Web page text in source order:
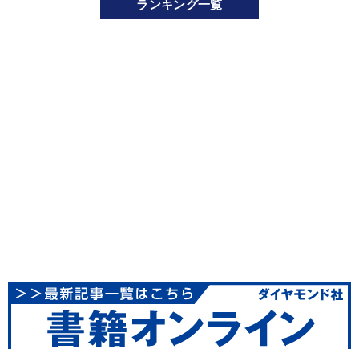
ランキング一覧